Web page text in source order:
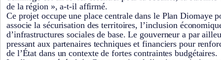
de la région », a-t-il affirmé.
Ce projet occupe une place centrale dans le Plan Diomaye
associe la sécurisation des territoires, l’inclusion
d’infrastructures sociales de base. Le gouverneur a par
pressant aux partenaires techniques et financiers pour
de l’État dans un contexte de fortes contraintes budgétaires.